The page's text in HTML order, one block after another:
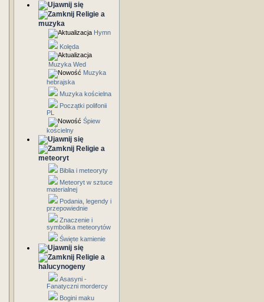
Religie a
muzyka
Hymn
Kolęda
Muzyka Wed
Muzyka
hebrajska
Muzyka kościelna
Początki polifonii
PL
Śpiew
kościelny
Religie a
meteoryt
Biblia i meteoryty
Meteoryt w sztuce
materialnej
Podania, legendy i
przepowiednie
Znaczenie i
symbolika meteorytów
Święte kamienie
Religie a
halucynogeny
Asasyni -
Fanatyczni mordercy
Bogini maku